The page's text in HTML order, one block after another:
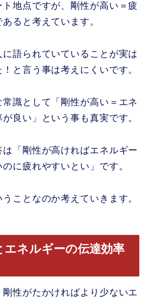
ト地点ですが、剛性が高い＝疲
ると考えています。
語られていていることが実は
と言う事は考えにくいです。
識として「剛性が高い＝エネ
良い」という事も真実です。
「剛性が高ければエネルギー
に疲れやすいとい」です。
ことなのか考えていきます。
エネルギーの伝達効率
性がたかければより少ないエ